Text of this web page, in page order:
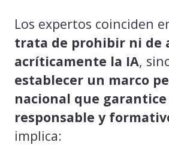
Los expertos coinciden
trata de prohibir ni de
acríticamente la IA,
establecer un marco
nacional que garantice
responsable y
implica: